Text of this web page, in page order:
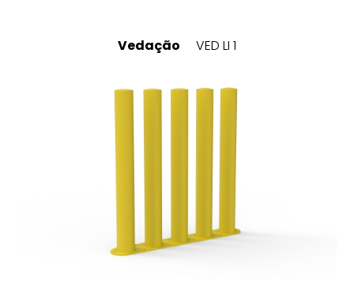
Vedação VED LI 1